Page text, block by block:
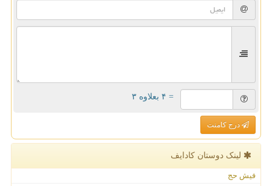
= ۴ بعلاوه ۳
درج کامنت
لینک دوستان كادایف
فیش حج